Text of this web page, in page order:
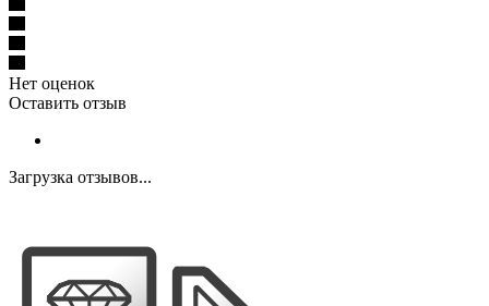
Нет оценок
Оставить отзыв
Загрузка отзывов...